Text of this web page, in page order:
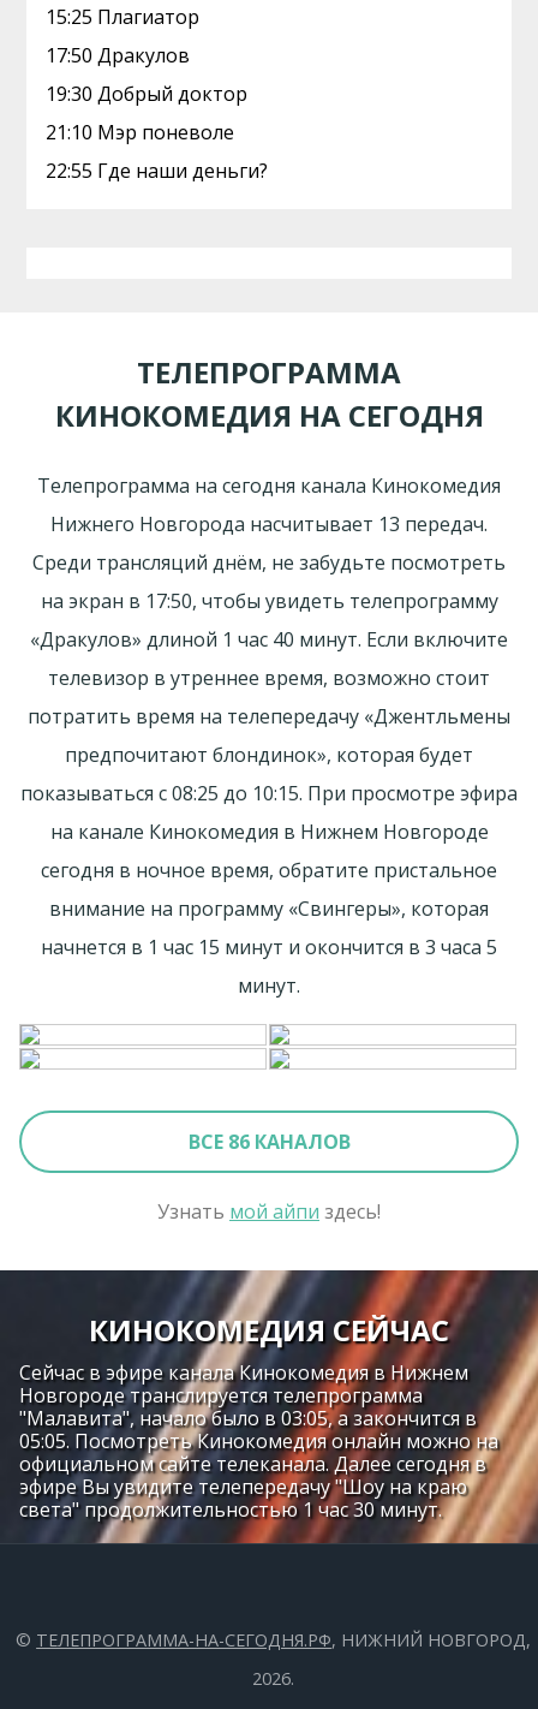
15:25 Плагиатор
17:50 Дракулов
19:30 Добрый доктор
21:10 Мэр поневоле
22:55 Где наши деньги?
ТЕЛЕПРОГРАММА
КИНОКОМЕДИЯ НА СЕГОДНЯ
Телепрограмма на сегодня канала Кинокомедия
Нижнего Новгорода насчитывает 13 передач.
Среди трансляций днём, не забудьте посмотреть
на экран в 17:50, чтобы увидеть телепрограмму
«Дракулов» длиной 1 час 40 минут. Если включите
телевизор в утреннее время, возможно стоит
потратить время на телепередачу «Джентльмены
предпочитают блондинок», которая будет
показываться с 08:25 до 10:15. При просмотре эфира
на канале Кинокомедия в Нижнем Новгороде
сегодня в ночное время, обратите пристальное
внимание на программу «Свингеры», которая
начнется в 1 час 15 минут и окончится в 3 часа 5
минут.
ВСЕ 86 КАНАЛОВ
Узнать мой айпи здесь!
КИНОКОМЕДИЯ СЕЙЧАС
Сейчас в эфире канала Кинокомедия в Нижнем
Новгороде транслируется телепрограмма
"Малавита", начало было в 03:05, а закончится в
05:05. Посмотреть Кинокомедия онлайн можно на
официальном сайте телеканала. Далее сегодня в
эфире Вы увидите телепередачу "Шоу на краю
света" продолжительностью 1 час 30 минут.
© ТЕЛЕПРОГРАММА-НА-СЕГОДНЯ.РФ, НИЖНИЙ НОВГОРОД,
2026.